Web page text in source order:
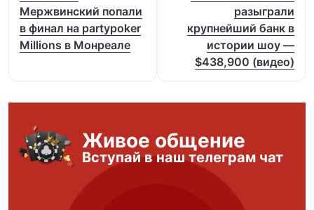
Мержвинский попали
в финал на partypoker
Millions в Монреале
разыграли
крупнейший банк в
истории шоу —
$438,900 (видео)
Живое общение
Вступай в наш телеграм чат